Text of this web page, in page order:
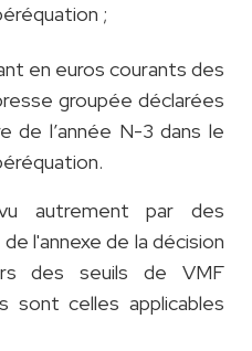
;
en euros courants des
groupée déclarées
de l’année N-3 dans le
autrement par des
l'annexe de la décision
des seuils de VMF
sont celles applicables